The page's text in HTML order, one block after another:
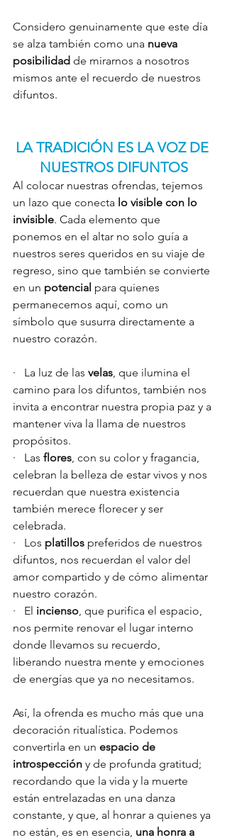
Considero genuinamente que este día
se alza también como una nueva
posibilidad de mirarnos a nosotros
mismos ante el recuerdo de nuestros
difuntos.
LA TRADICIÓN ES LA VOZ DE
NUESTROS DIFUNTOS
Al colocar nuestras ofrendas, tejemos
un lazo que conecta lo visible con lo
invisible. Cada elemento que
ponemos en el altar no solo guía a
nuestros seres queridos en su viaje de
regreso, sino que también se convierte
en un potencial para quienes
permanecemos aquí, como un
símbolo que susurra directamente a
nuestro corazón.
·   La luz de las velas , que ilumina el
camino para los difuntos, también nos
invita a encontrar nuestra propia paz y a
mantener viva la llama de nuestros
propósitos.
·   Las flores , con su color y fragancia,
celebran la belleza de estar vivos y nos
recuerdan que nuestra existencia
también merece florecer y ser
celebrada.
·   Los platillos preferidos de nuestros
difuntos, nos recuerdan el valor del
amor compartido y de cómo alimentar
nuestro corazón.
·   El incienso , que purifica el espacio,
nos permite renovar el lugar interno
donde llevamos su recuerdo,
liberando nuestra mente y emociones
de energías que ya no necesitamos.
Así, la ofrenda es mucho más que una
decoración ritualística. Podemos
convertirla en un espacio de
introspección y de profunda gratitud;
recordando que la vida y la muerte
están entrelazadas en una danza
constante, y que, al honrar a quienes ya
no están, es en esencia, una honra a